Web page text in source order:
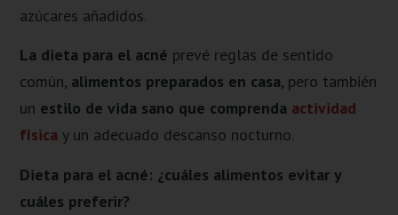
azúcares añadidos.
La dieta para el acné prevé reglas de sentido
común, alimentos preparados en casa, pero también
un estilo de vida sano que comprenda actividad
físicay un adecuado descanso nocturno.
Dieta para el acné: ¿cuáles alimentos evitar y
cuáles preferir?